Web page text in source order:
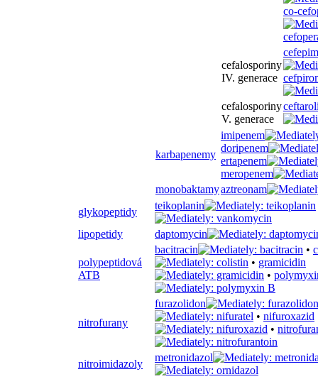
co-
cefalosporiny
IV. generace
cefepim
cefalosporiny
V. generace
karbapenemy
imipenem
doripenem
ertapenem
meropenem
monobaktamyaztreonam
glykopeptidy
teikoplanin
lipopetidy daptomycin
polypeptidová
ATB
bacitracin •
• gramicidin
•
nitrofurany
furazolidon
• nifuroxazid
•
nitroimidazoly
metronidazol